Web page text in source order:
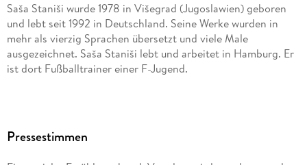
Saša Staniši wurde 1978 in Višegrad (Jugoslawien) geboren
und lebt seit 1992 in Deutschland. Seine Werke wurden in
mehr als vierzig Sprachen übersetzt und viele Male
ausgezeichnet. Saša Staniši lebt und arbeitet in Hamburg. Er
ist dort Fußballtrainer einer F-Jugend.
Pressestimmen